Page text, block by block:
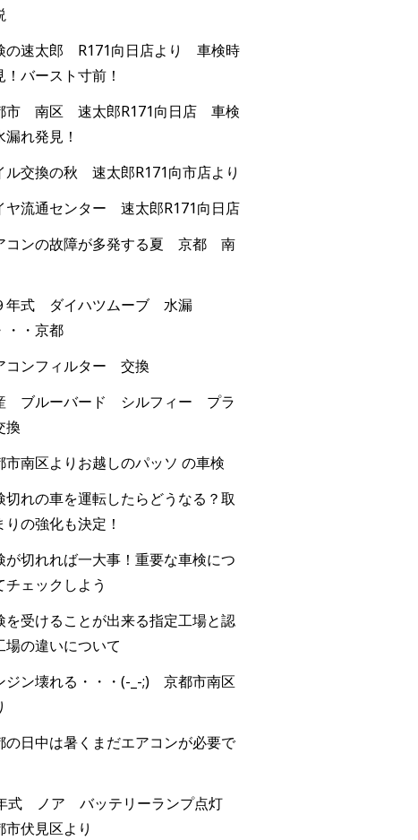
の速太郎 R171向日店より 車検時
！バースト寸前！
市 南区 速太郎R171向日店 車検
漏れ発見！
ル交換の秋 速太郎R171向市店より
ヤ流通センター 速太郎R171向日店
コンの故障が多発する夏 京都 南
年式 ダイハツムーブ 水漏
・・京都
コンフィルター 交換
ブルーバード シルフィー プラ
換
市南区よりお越しのパッソ の車検
切れの車を運転したらどうなる？取
りの強化も決定！
が切れれば一大事！重要な車検につ
チェックしよう
を受けることが出来る指定工場と認
場の違いについて
ジン壊れる・・・(-_-;) 京都市南区
の日中は暑くまだエアコンが必要で
式 ノア バッテリーランプ点灯
市伏見区より